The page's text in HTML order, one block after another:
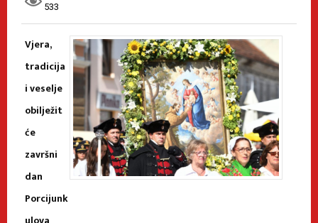
533
Vjera,
tradicija
i veselje
obilježit
će
završni
dan
Porcijunk